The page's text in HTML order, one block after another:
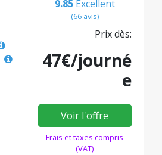
9.85 Excellent
(66 avis)
Prix dès:
47€/journé
e
Voir l'offre
Frais et taxes compris
(VAT)